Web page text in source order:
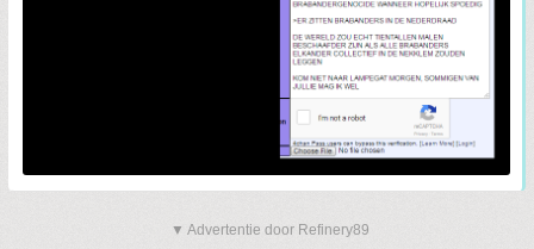
▼ Advertentie door Refinery89